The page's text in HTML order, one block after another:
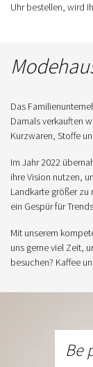
Uhr bestellen, wird
Das
Damals verkauften
Kurzwaren, Stoffe
Im Jahr 2022
ihre Vision nutzen,
Landkarte größer zu
ein Gespür für
Mit unserem
uns gerne viel Zeit,
besuchen? Kaffee
Be